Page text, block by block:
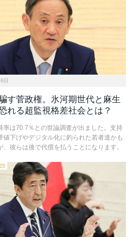
日
す菅政権。氷河期世代と麻生
れる超監視格差社会とは？
率は70.7％との世論調査が出ました。支持
値下げやデジタル化に釣られた若者達かも
、彼らは後で代償を払うことになります。